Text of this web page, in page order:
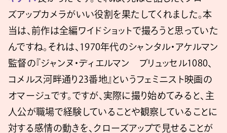
ズアップカメラがいい役割を果たしてくれました。本
当は、前作は全編ワイドショットで撮ろうと思っていた
んですね。それは、1970年代のシャンタル・アケルマン
監督の『ジャンヌ・ディエルマン ブリュッセル1080、
コメルス河畔通り23番地』というフェミニスト映画の
オマージュです。ですが、実際に撮り始めてみると、主
人公が職場で経験していることや観察していることに
対する感情の動きを、クローズアップで見せることが